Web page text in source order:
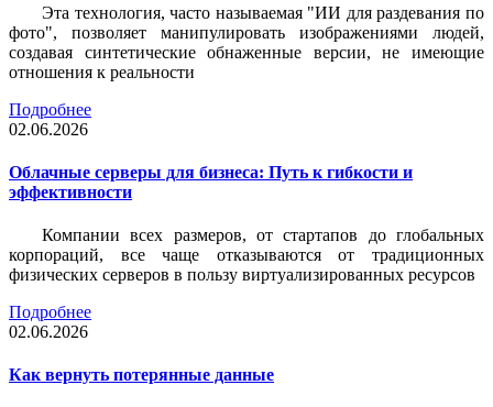
Эта технология, часто называемая "ИИ для раздевания по
фото", позволяет манипулировать изображениями людей,
создавая синтетические обнаженные версии, не имеющие
отношения к реальности
Подробнее
02.06.2026
Облачные серверы для бизнеса: Путь к гибкости и
эффективности
Компании всех размеров, от стартапов до глобальных
корпораций, все чаще отказываются от традиционных
физических серверов в пользу виртуализированных ресурсов
Подробнее
02.06.2026
Как вернуть потерянные данные